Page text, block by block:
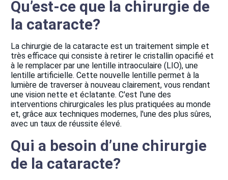
Qu’est-ce que la chirurgie de
la cataracte?
La chirurgie de la cataracte est un traitement simple et
très efficace qui consiste à retirer le cristallin opacifié et
à le remplacer par une lentille intraoculaire (LIO), une
lentille artificielle. Cette nouvelle lentille permet à la
lumière de traverser à nouveau clairement, vous rendant
une vision nette et éclatante. C'est l'une des
interventions chirurgicales les plus pratiquées au monde
et, grâce aux techniques modernes, l'une des plus sûres,
avec un taux de réussite élevé.
Qui a besoin d’une chirurgie
de la cataracte?